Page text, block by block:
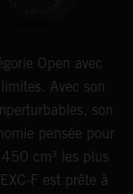
Open avec
Avec son
son
pensée pour
cm³ les plus
F est prête à